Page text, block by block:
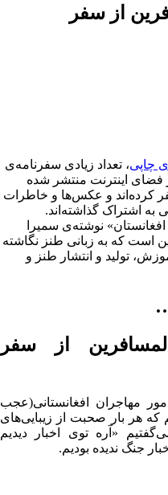
از سفر
چاپی، تعداد زیادی سفرنامه‌ی
فضای اینترنت منتشر شده
کرده‌اند و عکس‌ها و خاطرات
به اشتراک گذاشته‌اند.
نوشته‌ی سمیرا
است که به زبانی طنز نگاشته
تولید و انتشار طنز و
از سفر
مهاجران افغانستانی(عجب
که هر بار صحبت از زیبایی‌های
«آره توی اخبار دیدیم
جنگ ندیده بودیم.